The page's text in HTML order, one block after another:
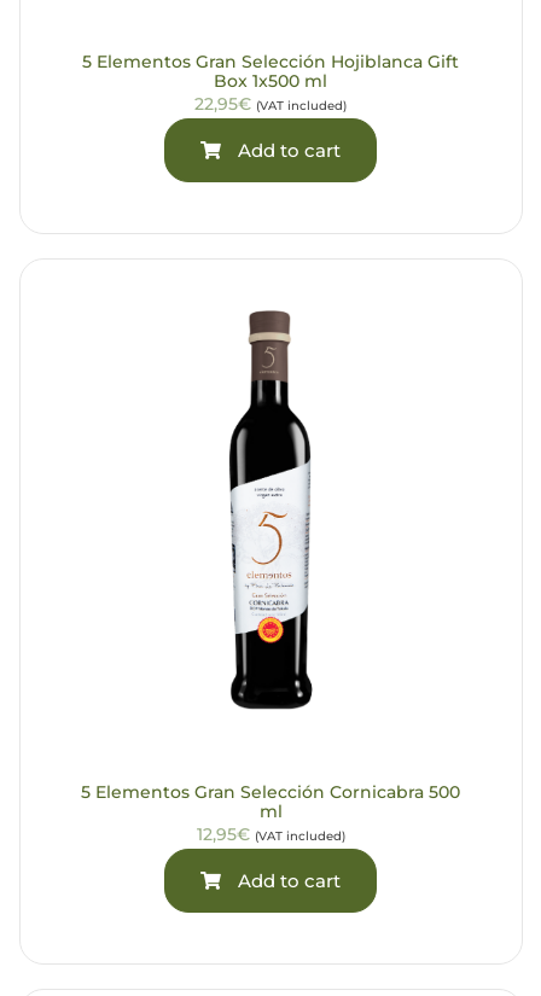
5 Elementos Gran Selección Hojiblanca Gift
Box 1x500 ml
22,95€ (VAT included)
Add to cart
5 Elementos Gran Selección Cornicabra 500
ml
12,95€ (VAT included)
Add to cart